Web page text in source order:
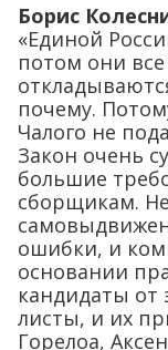
Борис
«Единой
потом они
почему.
Чалого не
Закон очень
большие
сборщикам.
ошибки, и
основании
кандидаты от
листы, и их
Горелоа,